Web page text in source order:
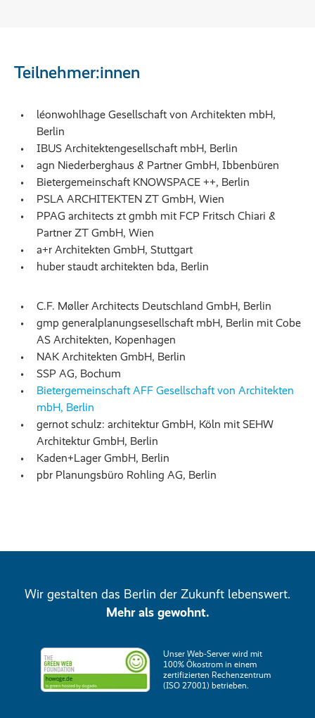
Teilnehmer:innen
léonwohlhage Gesellschaft von Architekten mbH,
Berlin
IBUS Architektengesellschaft mbH, Berlin
agn Niederberghaus & Partner GmbH, Ibbenbüren
Bietergemeinschaft KNOWSPACE ++, Berlin
PSLA ARCHITEKTEN ZT GmbH, Wien
PPAG architects zt gmbh mit FCP Fritsch Chiari &
Partner ZT GmbH, Wien
a+r Architekten GmbH, Stuttgart
huber staudt architekten bda, Berlin
C.F. Møller Architects Deutschland GmbH, Berlin
gmp generalplanungsesellschaft mbH, Berlin mit Cobe
AS Architekten, Kopenhagen
NAK Architekten GmbH, Berlin
SSP AG, Bochum
Bietergemeinschaft AFF Gesellschaft von Architekten
mbH, Berlin
gernot schulz: architektur GmbH, Köln mit SEHW
Architektur GmbH, Berlin
Kaden+Lager GmbH, Berlin
pbr Planungsbüro Rohling AG, Berlin
Wir gestalten das Berlin der Zukunft lebenswert.
Mehr als gewohnt.
Unser Web-Server wird mit
100% Ökostrom in einem
zertifizierten Rechenzentrum
(ISO 27001) betrieben.